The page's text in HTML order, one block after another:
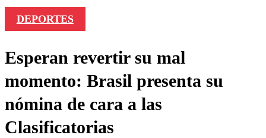
DEPORTES
Esperan revertir su mal
momento: Brasil presenta su
nómina de cara a las
Clasificatorias